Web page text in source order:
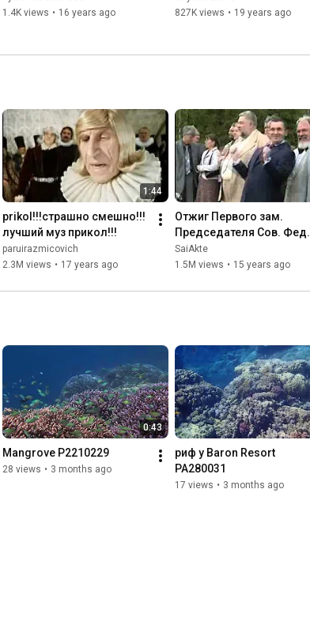
1.4K views • 16 years ago
827K views • 19 years ago
1:44
prikol!!!страшно смешно!!!
лучший муз прикол!!!
paruirazmicovich
2.3M views • 17 years ago
Отжиг Первого зам.
Председателя Сов. Фед.
Федерального Собрания
РФ
SaiAkte
1.5M views • 15 years ago
0:43
Mangrove P2210229
28 views • 3 months ago
риф у Baron Resort
PA280031
17 views • 3 months ago